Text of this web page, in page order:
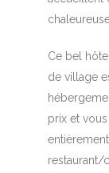
Ce bel
de village
prix et
restaurant/